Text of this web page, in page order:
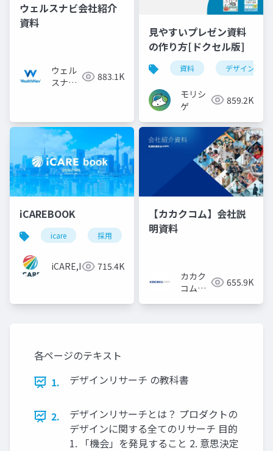
ウェルスナビ会社紹介
資料
ウェル
スナビ
883.1K
見やすいプレゼン資料
の作り方[ドクセル版]
資料 デザイン
モリシ
ゲ
859.2K
iCAREBOOK
icare 採用 カルチャーデック
iCARE,Inc 715.4K
【カカクコム】会社説
明資料
カカク
コム採
655.9K
各ページのテキスト
1.
デザインリサーチ の教科書
2.
デザインリサーチとは？ プロダクトの
デザインに関する全てのリサーチ 目的
1. 「機会」を発見すること 2. 意思決定